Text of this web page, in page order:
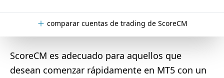
comparar cuentas de trading de ScoreCM
ScoreCM es adecuado para aquellos que
desean comenzar rápidamente en MT5 con un